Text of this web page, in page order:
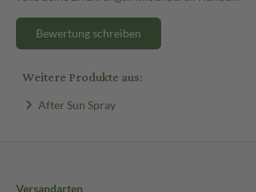
Bewertung schreiben
Weitere Produkte aus:
After Sun Spray
Versandarten